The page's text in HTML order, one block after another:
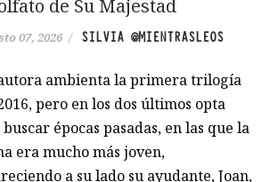
de Su Majestad
07, 2026 / SILVIA @MIENTRASLEOS
ambienta la primera trilogía
pero en los dos últimos opta
épocas pasadas, en las que la
era mucho más joven,
a su lado su ayudante, Joan,